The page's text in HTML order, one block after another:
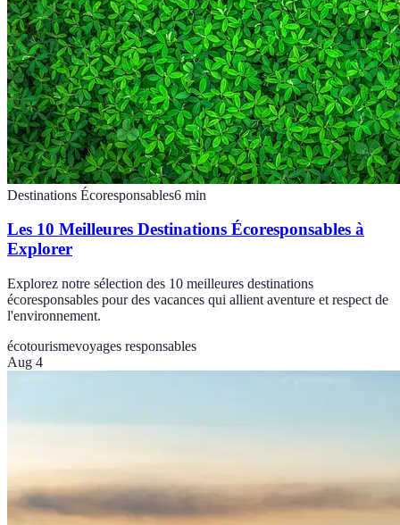
Destinations Écoresponsables6 min
Les 10 Meilleures Destinations Écoresponsables à
Explorer
Explorez notre sélection des 10 meilleures destinations
écoresponsables pour des vacances qui allient aventure et respect de
l'environnement.
écotourismevoyages responsables
Aug 4